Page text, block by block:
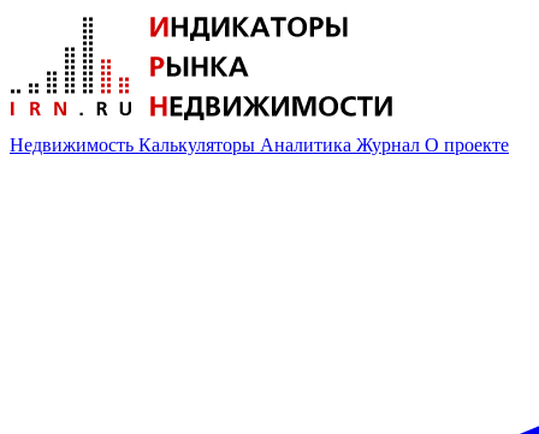
Недвижимость Калькуляторы Аналитика Журнал О проекте